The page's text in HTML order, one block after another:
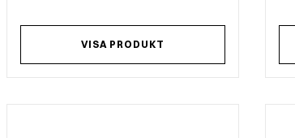
VISA PRODUKT